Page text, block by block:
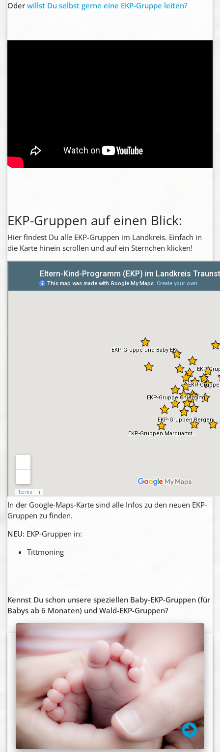
Oder willst Du selbst gerne eine EKP-Gruppe leiten?
EKP-Gruppen auf einen Blick:
Hier findest Du alle EKP-Gruppen im Landkreis. Einfach in
die Karte hinein scrollen und auf ein Sternchen klicken!
In der Google-Maps-Karte sind alle Infos zu den neuen EKP-
Gruppen zu finden.
NEU: EKP-Gruppen in:
Tittmoning
Kennst Du schon unsere speziellen Baby-EKP-Gruppen (für
Babys ab 6 Monaten) und Wald-EKP-Gruppen?